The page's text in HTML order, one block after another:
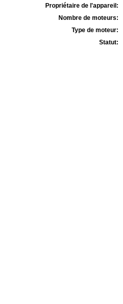
Propriétaire de l'appareil:
Nombre de moteurs:
Type de moteur:
Statut: